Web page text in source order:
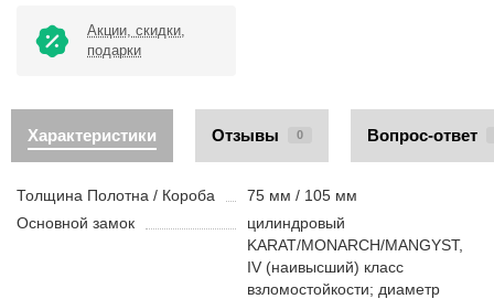
Акции, скидки,
подарки
Характеристики Отзывы 0 Вопрос-ответ
Толщина Полотна / Короба
75 мм / 105 мм
Основной замок
цилиндровый
KARAT/MONARCH/MANGYST,
IV (наивысший) класс
взломостойкости; диаметр